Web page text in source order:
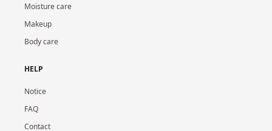
Moisture care
Makeup
Body care
HELP
Notice
FAQ
Contact